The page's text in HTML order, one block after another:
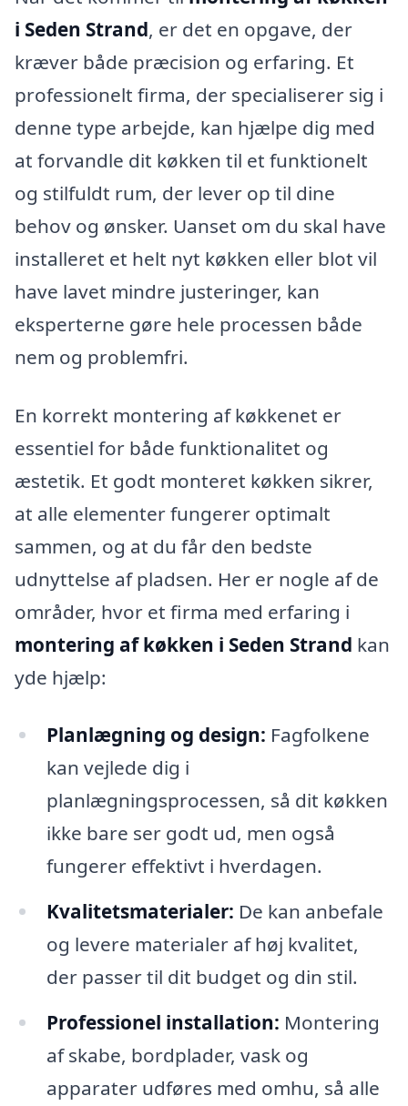
i Seden Strand, er det en opgave, der
kræver både præcision og erfaring. Et
professionelt firma, der specialiserer sig i
denne type arbejde, kan hjælpe dig med
at forvandle dit køkken til et funktionelt
og stilfuldt rum, der lever op til dine
behov og ønsker. Uanset om du skal have
installeret et helt nyt køkken eller blot vil
have lavet mindre justeringer, kan
eksperterne gøre hele processen både
nem og problemfri.
En korrekt montering af køkkenet er
essentiel for både funktionalitet og
æstetik. Et godt monteret køkken sikrer,
at alle elementer fungerer optimalt
sammen, og at du får den bedste
udnyttelse af pladsen. Her er nogle af de
områder, hvor et firma med erfaring i
montering af køkken i Seden Strand kan
yde hjælp:
Planlægning og design: Fagfolkene
kan vejlede dig i
planlægningsprocessen, så dit køkken
ikke bare ser godt ud, men også
fungerer effektivt i hverdagen.
Kvalitetsmaterialer: De kan anbefale
og levere materialer af høj kvalitet,
der passer til dit budget og din stil.
Professionel installation: Montering
af skabe, bordplader, vask og
apparater udføres med omhu, så alle